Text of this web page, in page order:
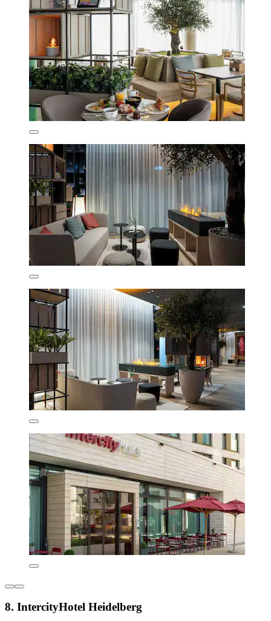
8. IntercityHotel Heidelberg